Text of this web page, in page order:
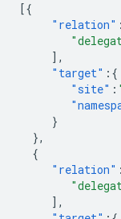
[{
"relation"
],
"target" :{
"site" :
}
},
{
"relation"
],